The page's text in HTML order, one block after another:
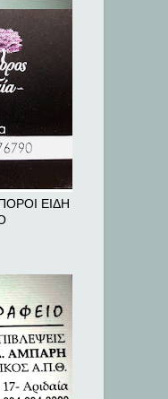
ΕΙΔΗ